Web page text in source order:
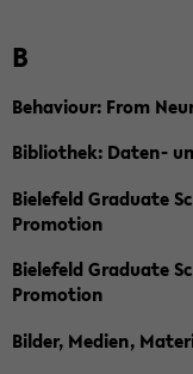
B
Behaviour: From
Bibliothek: Daten-
Bielefeld Graduate
Promotion
Bielefeld Graduate
Promotion
Bilder, Medien,